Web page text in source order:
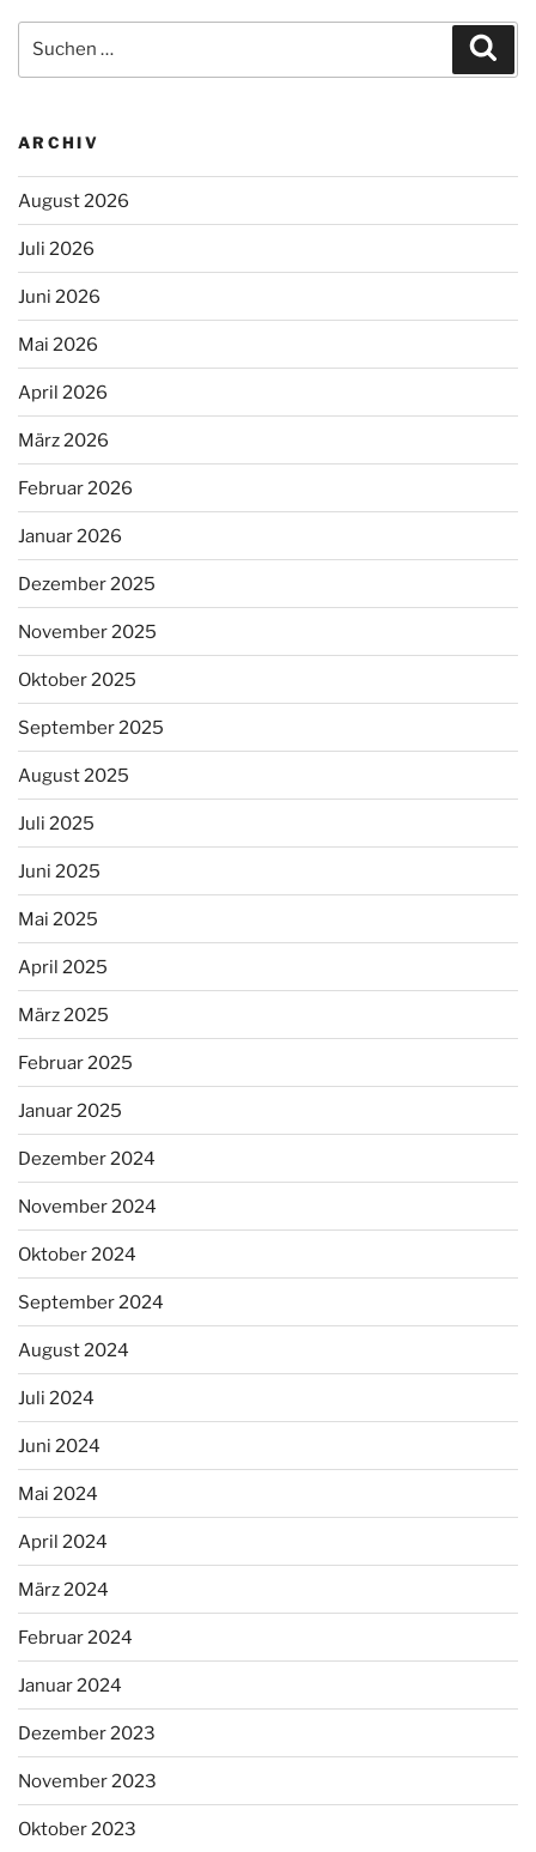
nach:
ARCHIV
August 2026
Juli 2026
Juni 2026
Mai 2026
April 2026
März 2026
Februar 2026
Januar 2026
Dezember 2025
November 2025
Oktober 2025
September 2025
August 2025
Juli 2025
Juni 2025
Mai 2025
April 2025
März 2025
Februar 2025
Januar 2025
Dezember 2024
November 2024
Oktober 2024
September 2024
August 2024
Juli 2024
Juni 2024
Mai 2024
April 2024
März 2024
Februar 2024
Januar 2024
Dezember 2023
November 2023
Oktober 2023